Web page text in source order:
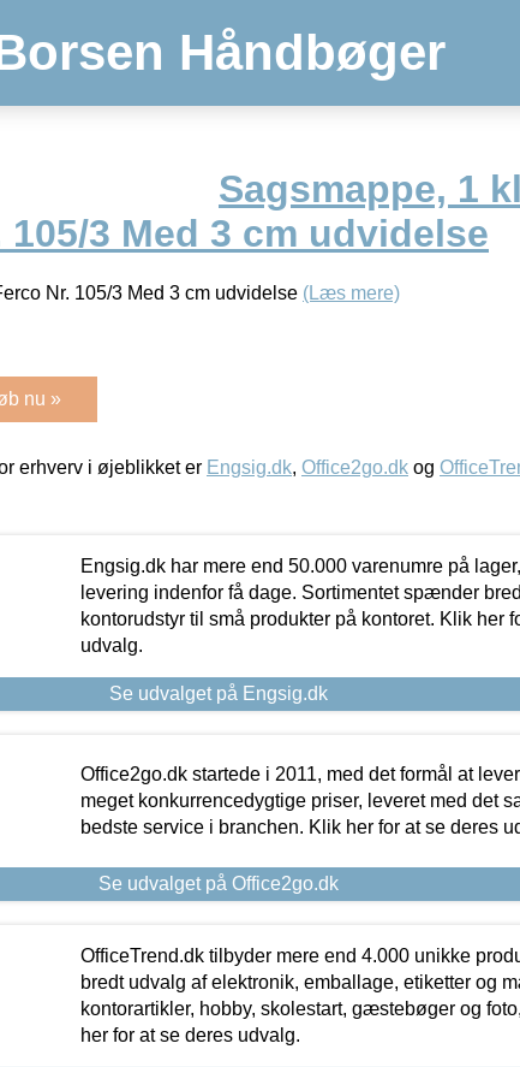
Håndbøger
Sagsmappe, 1
105/3 Med 3 cm udvidelse
Nr. 105/3 Med 3 cm udvidelse (Læs mere)
nu »
erhverv i øjeblikket er Engsig.dk, Office2go.dk og
Engsig.dk har mere end 50.000 varenumre på
levering indenfor få dage. Sortimentet spænder
kontorudstyr til små produkter på kontoret. Klik her
udvalg.
Se udvalget på Engsig.dk
Office2go.dk startede i 2011, med det formål at
meget konkurrencedygtige priser, leveret med det
bedste service i branchen. Klik her for at se deres
Se udvalget på Office2go.dk
OfficeTrend.dk tilbyder mere end 4.000 unikke
bredt udvalg af elektronik, emballage, etiketter og
kontorartikler, hobby, skolestart, gæstebøger og
her for at se deres udvalg.